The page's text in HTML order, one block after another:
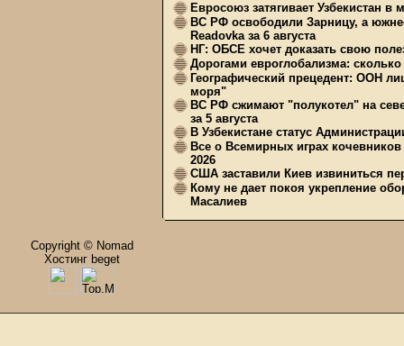
Евросоюз затягивает Узбекистан
ВС РФ освободили Зарницу, а
Readovka за 6 августа
НГ: ОБСЕ хочет доказать свою
Дорогами евроглобализма:
Географический прецедент: ООН
моря"
ВС РФ сжимают "полукотел" на
за 5 августа
В Узбекистане статус
Все о Всемирных играх
2026
США заставили Киев извиниться
Кому не дает покоя укрепление
Масалиев
Copyright © Nomad
Хостинг beget